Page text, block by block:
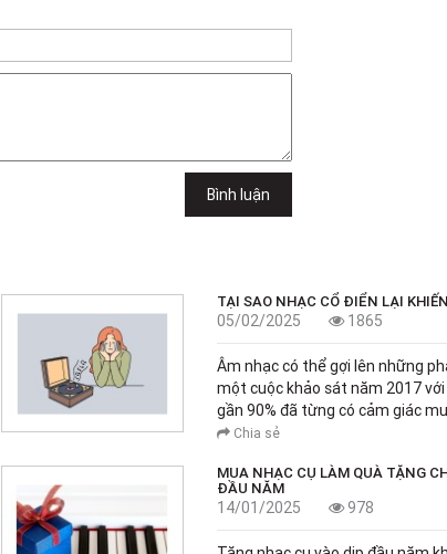
Bình luận
TẠI SAO NHẠC CỔ ĐIỂN LẠI
05/02/2025 1865
Âm nhạc có thể gợi lên những
một cuộc khảo sát năm 2017
gần 90% đã từng có cảm giác
Chia sẻ
MUA NHẠC CỤ LÀM QUÀ TẶNG
ĐẦU NĂM
14/01/2025 978